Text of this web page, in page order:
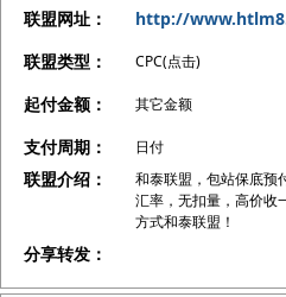
联盟网址：
http://
联盟类型：
CPC(点击)
起付金额： 其它金额
支付周期： 日付
联盟介绍：
和泰联盟，包站保底预
汇率，无扣量，高价收
方式和泰联盟！
分享转发：